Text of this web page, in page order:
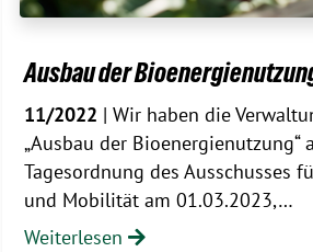
Ausbau der
11/2022 | Wir haben die
„Ausbau der Bioenergienutzung“
Tagesordnung des Ausschusses
und Mobilität am 01.03.2023,…
Weiterlesen